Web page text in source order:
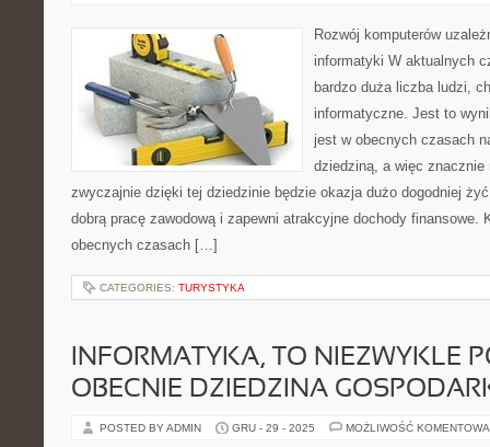
Rozwój komputerów
informatyki W aktualnych
bardzo duża liczba ludzi,
informatyczne. Jest to
jest w obecnych czasach
dziedziną, a więc
zwyczajnie dzięki tej dziedzinie będzie okazja dużo dogodniej
dobrą pracę zawodową i zapewni atrakcyjne dochody finansowe.
obecnych czasach […]
CATEGORIES: TURYSTYKA
INFORMATYKA, TO NIEZWYKLE
OBECNIE DZIEDZINA
POSTED BY ADMIN GRU - 29 - 2025 MOŻLIWOŚĆ